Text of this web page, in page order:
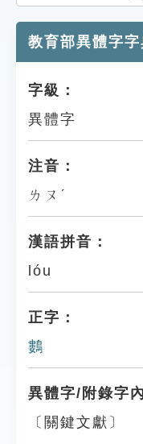
教學應用
貓頭鷹博士
教育部異體字字
字級：
異體字
注音：
ㄌㄡˊ
漢語拼音：
lóu
正字：
鷜
異體字/附錄字
〔關鍵文獻〕